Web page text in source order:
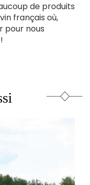
de produits
français où,
pour nous